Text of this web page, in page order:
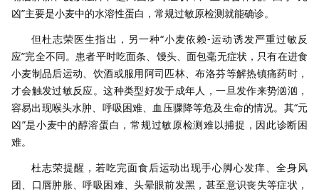
凶”主要是小麦中的水溶性蛋白，常规过敏原检测就能确诊。
但杜志荣医生指出，另一种“小麦依赖-运动诱发严重过敏反
应”完全不同。患者平时吃面条、馒头、面包毫无症状，只有在进食
小麦制品后运动、饮酒或服用阿司匹林、布洛芬等解热镇痛药时，
才会触发过敏反应。这种类型好发于成年人，一旦发作来势汹汹，
容易出现喉头水肿、呼吸困难、血压骤降等危及生命的情况。其“元
凶”是小麦中的醇溶蛋白，常规过敏原检测难以捕捉，因此诊断困
难。
杜志荣提醒，若吃完面食后运动出现手心脚心发痒、全身风
团、口唇肿胀、呼吸困难、头晕眼前发黑，甚至意识丧失等症状，